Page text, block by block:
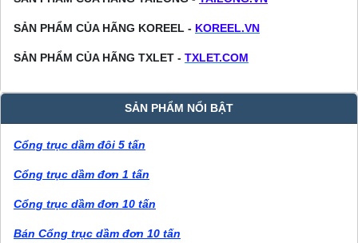
SẢN PHẨM CỦA HÃNG KOREEL - KOREEL.VN
SẢN PHẨM CỦA HÃNG TXLET - TXLET.COM
SẢN PHẨM NỔI BẬT
Cổng trục dầm đôi 5 tấn
Cổng trục dầm đơn 1 tấn
Cổng trục dầm đơn 10 tấn
Bán Cổng trục dầm đơn 10 tấn